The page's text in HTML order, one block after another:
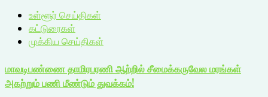
உள்ளூர் செய்திகள்
கட்டுரைகள்
முக்கிய செய்திகள்
மாவடிபண்ணை தாமிரபரணி ஆற்றில் சீமைக்கருவேல மரங்கள்
அகற்றும் பணி மீண்டும் துவக்கம்!